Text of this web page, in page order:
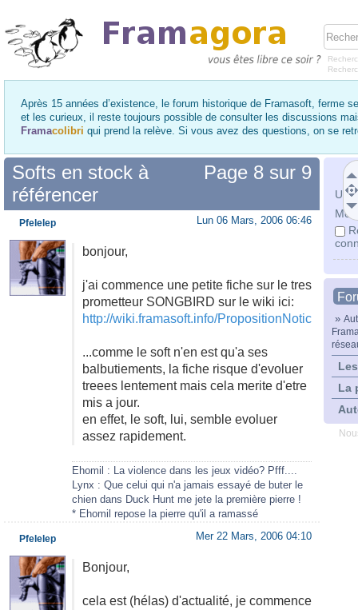
Après 15 années d’existence, le forum historique de Framasoft, ferme
et les curieux, il reste toujours possible de consulter les discussions
Framacolibri qui prend la relève. Si vous avez des questions, on se
Mot
»
La
Page 8 sur 9
Softs en stock à
référencer
Lun 06 Mars, 2006 06:46
bonjour,
j'ai commence une petite fiche sur le tres
prometteur SONGBIRD sur le wiki ici:
http://wiki.framasoft.info/PropositionNotice/
...comme le soft n'en est qu'a ses
balbutiements, la fiche risque d'evoluer
treees lentement mais cela merite d'etre
mis a jour.
en effet, le soft, lui, semble evoluer
assez rapidement.
Ehomil : La violence dans les jeux vidéo? Pfff....
Lynx : Que celui qui n'a jamais essayé de buter le
chien dans Duck Hunt me jete la première pierre !
* Ehomil repose la pierre qu'il a ramassé
Pfelelep
Mer 22 Mars, 2006 04:10
Bonjour,
cela est (hélas) d'actualité, je commence
Pfelelep